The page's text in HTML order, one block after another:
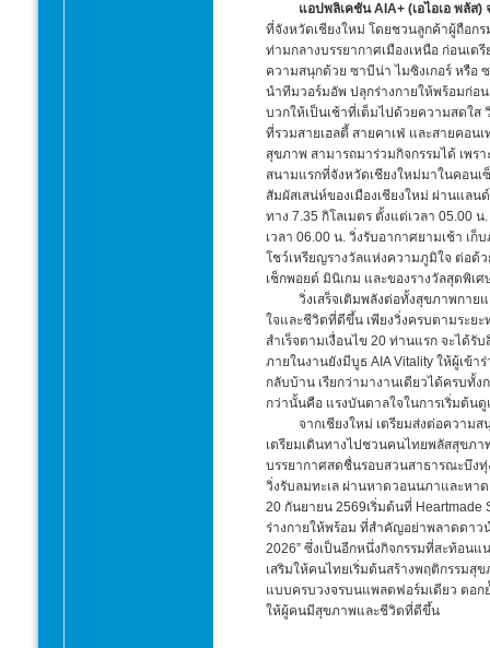
แอปพลิเคชัน AIA+ (เอไอเอ พลัส)
ที่จังหวัดเชียงใหม่ โดยชวนลูกค้าผู้ถือก
ท่ามกลางบรรยากาศเมืองเหนือ ก่อนเ
ความสนุกด้วย ซาบีน่า ไมซิงเกอร์ หรือ
นำทีมวอร์มอัพ ปลุกร่างกายให้พร้อมก่อ
บวกให้เป็นเช้าที่เต็มไปด้วยความสดใส
ที่รวมสายเฮลตี้ สายคาเฟ่ และสายคอน
สุขภาพ สามารถมาร่วมกิจกรรมได้ เพร
สนามแรกที่จังหวัดเชียงใหม่มาในคอนเ
สัมผัสเสน่ห์ของเมืองเชียงใหม่ ผ่านแล
ทาง 7.35 กิโลเมตร ตั้งแต่เวลา 05.00
เวลา 06.00 น. วิ่งรับอากาศยามเช้า เ
โชว์เหรียญรางวัลแห่งความภูมิใจ ต่อด้
เช็กพอยต์ มินิเกม และของรางวัลสุดพิเ
วิ่งเสร็จเติมพลังต่อทั้งสุขภาพกาย
ใจและชีวิตที่ดีขึ้น เพียงวิ่งครบตามระย
สำเร็จตามเงื่อนไข 20 ท่านแรก จะได้
ภายในงานยังมีบูธ AIA Vitality ให้ผู้เข้
กลับบ้าน เรียกว่ามางานเดียวได้ครบทั้
กว่านั้นคือ แรงบันดาลใจในการเริ่มต้นดู
จากเชียงใหม่ เตรียมส่งต่อความ
เตรียมเดินทางไปชวนคนไทยพลัสสุขภ
บรรยากาศสดชื่นรอบสวนสาธารณะบึงทุ่
วิ่งรับลมทะเล ผ่านหาดวอนนภาและหา
20 กันยายน 2569เริ่มต้นที่ Heartmade
ร่างกายให้พร้อม ที่สำคัญอย่าพลาดดาวน์
2026” ซึ่งเป็นอีกหนึ่งกิจกรรมที่สะท้อนแ
เสริมให้คนไทยเริ่มต้นสร้างพฤติกรรมสุ
แบบครบวงจรบนแพลตฟอร์มเดียว ตอก
ให้ผู้คนมีสุขภาพและชีวิตที่ดีขึ้น